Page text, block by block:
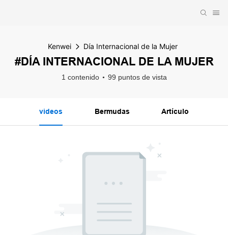
Kenwei Día Internacional de la Mujer
#DÍA INTERNACIONAL DE LA MUJER
1 contenido 99 puntos de vista
videos Bermudas Artículo